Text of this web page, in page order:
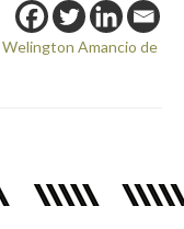
Welington Amancio de